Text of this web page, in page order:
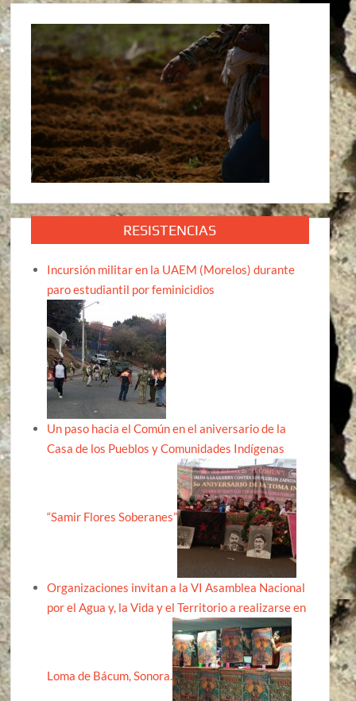
RESISTENCIAS
Incursión militar en la UAEM (Morelos) durante
paro estudiantil por feminicidios
Un paso hacia el Común en el aniversario de la
Casa de los Pueblos y Comunidades Indígenas
“Samir Flores Soberanes”
Organizaciones invitan a la VI Asamblea Nacional
por el Agua y, la Vida y el Territorio a realizarse en
Loma de Bácum, Sonora.